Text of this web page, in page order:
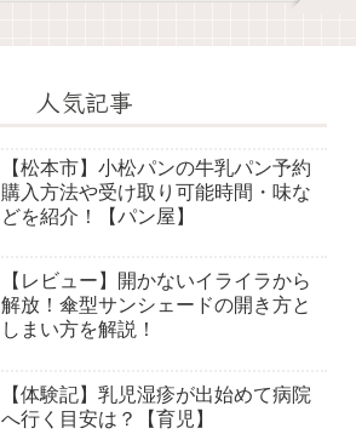
人気記事
【松本市】小松パンの牛乳パン予約
購入方法や受け取り可能時間・味な
どを紹介！【パン屋】
【レビュー】開かないイライラから
解放！傘型サンシェードの開き方と
しまい方を解説！
【体験記】乳児湿疹が出始めて病院
へ行く目安は？【育児】